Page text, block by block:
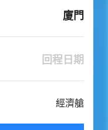
廈門
回程日期
經濟艙